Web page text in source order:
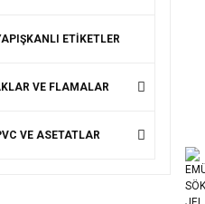
ETİKETLER
VE FLAMALAR
VE ASETATLAR